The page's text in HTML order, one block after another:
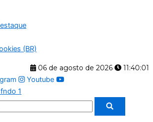
(BR)
06 de agosto de 2026
11:40:01
Youtube